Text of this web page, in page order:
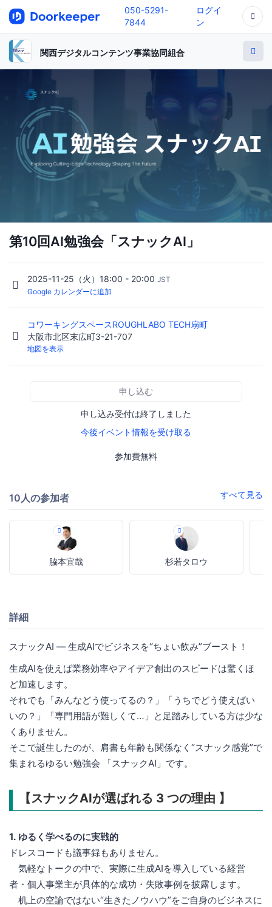
050-5291-
7844
ログイ
ン
関西デジタルコンテンツ事業協同組合
第10回AI勉強会「スナックAI」
2025-11-25（火）18:00 - 20:00 JST
Google カレンダーに追加
コワーキングスペースROUGHLABO TECH扇町
大阪市北区末広町3-21-707
地図を表示
申し込む
申し込み受付は終了しました
今後イベント情報を受け取る
参加費無料
10人の参加者 すべて見る
脇本宜哉 杉若タロウ
詳細
スナックAI ― 生成AIでビジネスを“ちょい飲み”ブースト！
生成AIを使えば業務効率やアイデア創出のスピードは驚くほ
ど加速します。
それでも「みんなどう使ってるの？」「うちでどう使えばい
いの？」「専門用語が難しくて…」と足踏みしている方は少な
くありません。
そこで誕生したのが、肩書も年齢も関係なく“スナック感覚”で
集まれるゆるい勉強会 「スナックAI」です。
【スナックAIが選ばれる 3 つの理由 】
1. ゆるく学べるのに実戦的
ドレスコードも議事録もありません。
気軽なトークの中で、実際に生成AIを導入している経営
者・個人事業主が具体的な成功・失敗事例を披露します。
机上の空論ではない“生きたノウハウ”をご自身のビジネスに